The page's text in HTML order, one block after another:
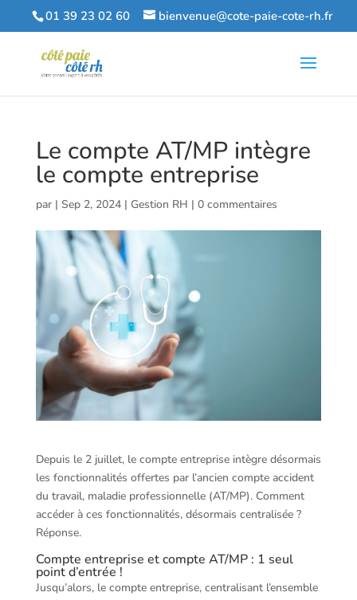
01 39 23 02 60 bienvenue@cote-paie-cote-rh.fr
Le compte AT/MP intègre
le compte entreprise
par | Sep 2, 2024| Gestion RH | 0 commentaires
Depuis le 2 juillet, le compte entreprise intègre désormais
les fonctionnalités offertes par l’ancien compte accident
du travail, maladie professionnelle (AT/MP). Comment
accéder à ces fonctionnalités, désormais centralisée ?
Réponse.
Compte entreprise et compte AT/MP : 1 seul
point d’entrée !
Jusqu’alors, le compte entreprise, centralisant l’ensemble